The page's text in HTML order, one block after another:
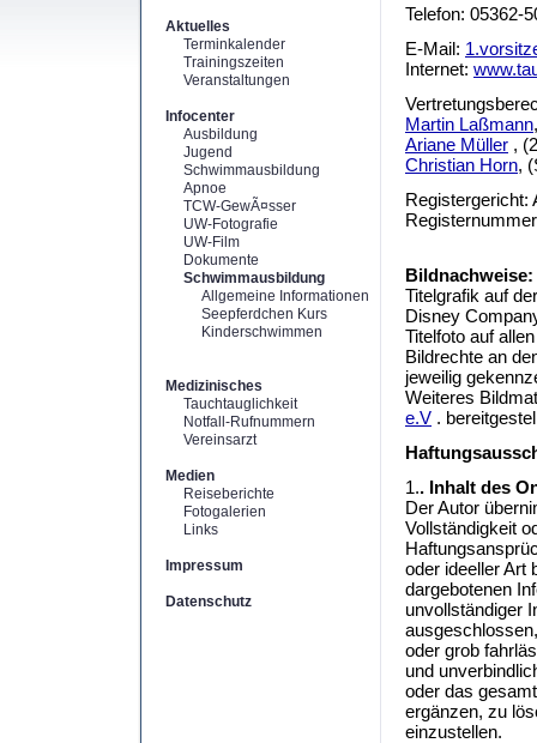
Aktuelles
Terminkalender
Trainingszeiten
Veranstaltungen
Infocenter
Ausbildung
Jugend
Schwimmausbildung
Apnoe
TCW-GewÃ¤sser
UW-Fotografie
UW-Film
Dokumente
Schwimmausbildung
Allgemeine Informationen
Seepferdchen Kurs
Kinderschwimmen
Medizinisches
Tauchtauglichkeit
Notfall-Rufnummern
Vereinsarzt
Medien
Reiseberichte
Fotogalerien
Links
Impressum
Datenschutz
Telefon: 05362-
E-Mail:
Internet:
Martin Laßmann
Ariane Müller ,
Christian Horn,
Registergericht:
Bildnachweise:
Titelgrafik auf
Disney
Titelfoto auf
Bildrechte an
jeweilig
Weiteres
e.V .
1.. Inhalt des
Der Autor
Vollständigkeit
oder ideeller Art
dargebotenen
unvollständiger
oder grob
und
oder das
ergänzen, zu
einzustellen.